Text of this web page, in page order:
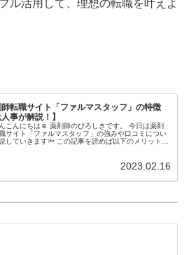
ル活用して、理想の転職を叶えよ
転職サイト「ファルマスタッフ」の特徴
人事が解説！】
こんにちは☺ 薬剤師のぴろしきです。 今日は薬剤
サイト「ファルマスタッフ」の強みや口コミについ
していきます🔦 この記事を読めば以下のメリットが
2023.02.16